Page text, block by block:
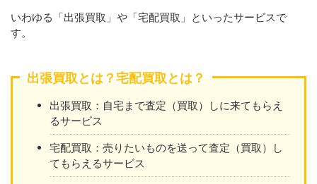
いわゆる「出張買取」や「宅配買取」といったサービスで
す。
出張買取とは？宅配買取とは？
出張買取：自宅まで査定（買取）しに来てもらえ
るサービス
宅配買取：売りたいものを送って査定（買取）し
てもらえるサービス